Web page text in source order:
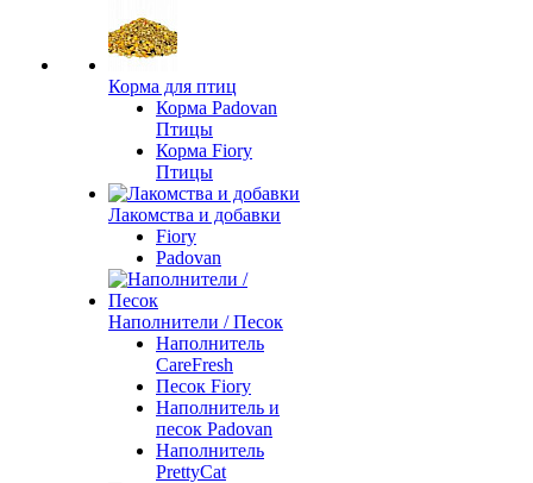
Корма для птиц
Корма Padovan
Птицы
Корма Fiory
Птицы
Лакомства и добавки
Fiory
Padovan
Наполнители / Песок
Наполнитель
CareFresh
Песок Fiory
Наполнитель и
песок Padovan
Наполнитель
PrettyCat